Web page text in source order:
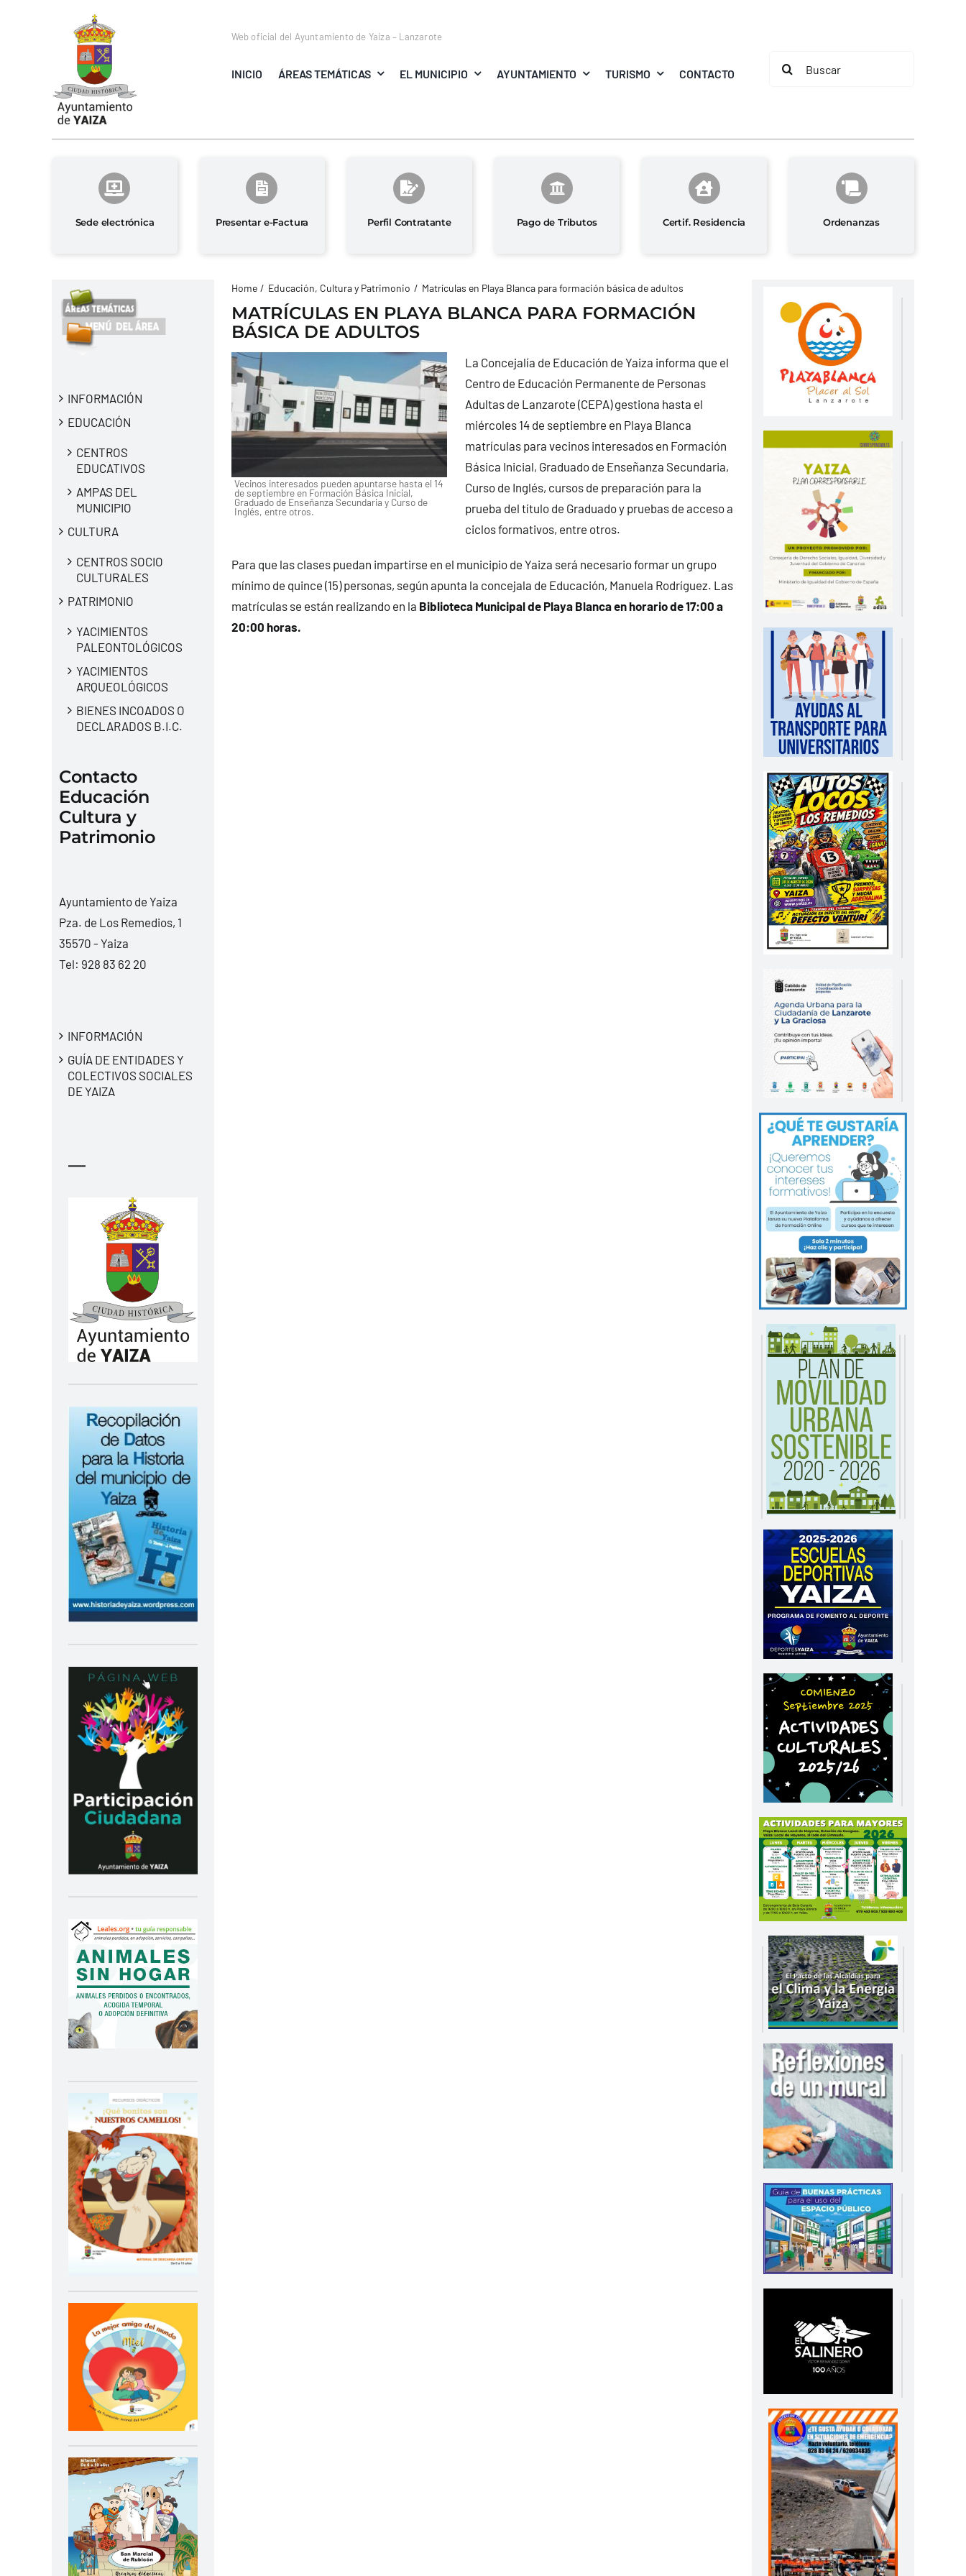
Web oficial del Ayuntamiento de Yaiza – Lanzarote
INICIO ÁREAS TEMÁTICAS EL MUNICIPIO AYUNTAMIENTO TURISMO CONTACTO
Buscar:
Sede electrónica Presentar e-Factura Perfil Contratante Pago de Tributos Certif. Residencia Ordenanzas
INFORMACIÓN
EDUCACIÓN
CENTROS
EDUCATIVOS
AMPAS DEL
MUNICIPIO
CULTURA
CENTROS SOCIO
CULTURALES
PATRIMONIO
YACIMIENTOS
PALEONTOLÓGICOS
YACIMIENTOS
ARQUEOLÓGICOS
BIENES INCOADOS O
DECLARADOS B.I.C.
Contacto
Educación
Cultura y
Patrimonio
Ayuntamiento de Yaiza
Pza. de Los Remedios, 1
35570 - Yaiza
Tel: 928 83 62 20
INFORMACIÓN
GUÍA DE ENTIDADES Y
COLECTIVOS SOCIALES
DE YAIZA
—
Home Educación, Cultura y Patrimonio Matrículas en Playa Blanca para formación básica de adultos
MATRÍCULAS EN PLAYA BLANCA PARA FORMACIÓN
BÁSICA DE ADULTOS
Vecinos interesados pueden apuntarse hasta el 14
de septiembre en Formación Básica Inicial,
Graduado de Enseñanza Secundaria y Curso de
Inglés, entre otros.
La Concejalía de Educación de Yaiza informa que el
Centro de Educación Permanente de Personas
Adultas de Lanzarote (CEPA) gestiona hasta el
miércoles 14 de septiembre en Playa Blanca
matrículas para vecinos interesados en Formación
Básica Inicial, Graduado de Enseñanza Secundaria,
Curso de Inglés, cursos de preparación para la
prueba del título de Graduado y pruebas de acceso a
ciclos formativos, entre otros.
Para que las clases puedan impartirse en el municipio de Yaiza será necesario formar un grupo
mínimo de quince (15) personas, según apunta la concejala de Educación, Manuela Rodríguez. Las
matrículas se están realizando en la Biblioteca Municipal de Playa Blanca en horario de 17:00 a
20:00 horas.